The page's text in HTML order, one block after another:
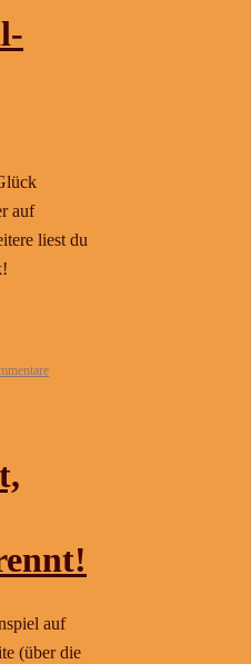
auf
liest du
auf
(über die